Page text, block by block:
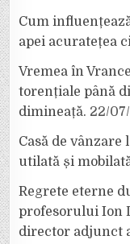
Cum
apei acuratețea
Vremea în
torențiale până
dimineață. 22/
Casă de vânzare
utilată și
Regrete eterne
profesorului Ion
director adjunct